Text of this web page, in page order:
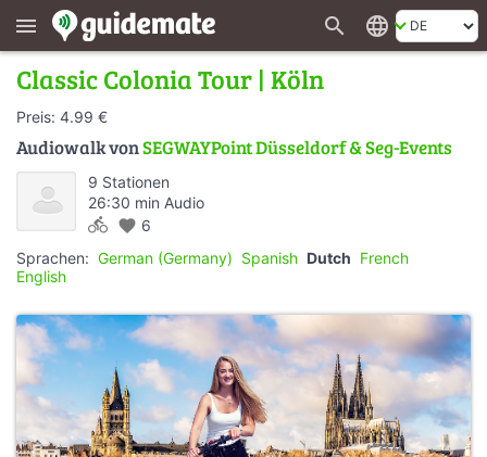
menu search language
Classic Colonia Tour | Köln
Preis: 4.99 €
Audiowalk vonSEGWAYPoint Düsseldorf & Seg-Events
9 Stationen
26:30 min Audio
directions_bike favorite 6
Sprachen: German (Germany) Spanish Dutch French
English